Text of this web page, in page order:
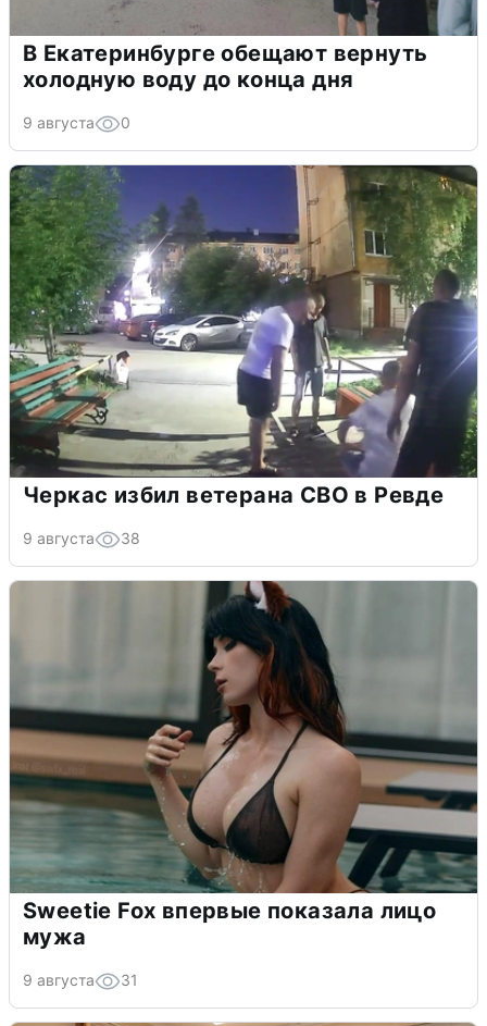
В Екатеринбурге обещают вернуть
холодную воду до конца дня
9 августа 0
Черкас избил ветерана СВО в Ревде
9 августа 38
Sweetie Fox впервые показала лицо
мужа
9 августа 31